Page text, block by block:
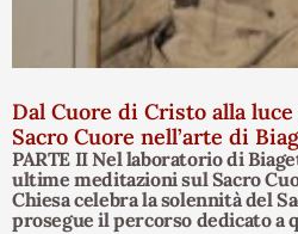
Dal Cuore di Cristo alla
Sacro Cuore nell’arte di
PARTE II Nel laboratorio di
ultime meditazioni sul Sacro
Chiesa celebra la solennità del
prosegue il percorso dedicato a